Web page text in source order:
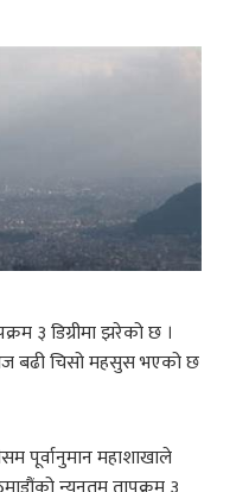
३ डिग्रीमा झरेको छ ।
बढी चिसो महसुस भएको छ
पूर्वानुमान महाशाखाले